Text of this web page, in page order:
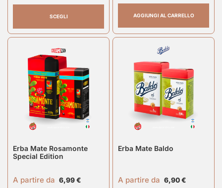
SCEGLI AGGIUNGI AL CARRELLO
Erba Mate Rosamonte
Special Edition
A partire da 6,99€
Erba Mate Baldo
A partire da 6,90€